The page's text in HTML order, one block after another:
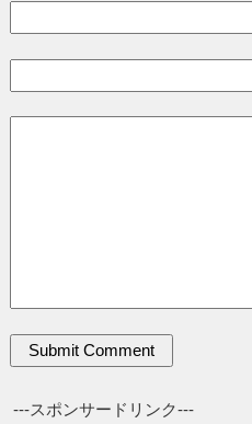
---スポンサードリンク---